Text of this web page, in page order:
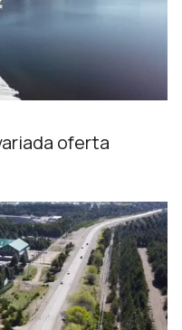
oferta